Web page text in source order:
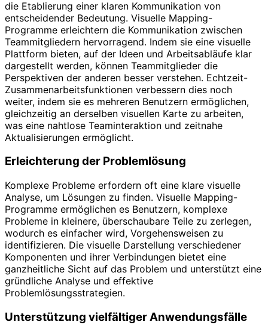
die Etablierung einer klaren Kommunikation von
entscheidender Bedeutung. Visuelle Mapping-
Programme erleichtern die Kommunikation zwischen
Teammitgliedern hervorragend. Indem sie eine visuelle
Plattform bieten, auf der Ideen und Arbeitsabläufe klar
dargestellt werden, können Teammitglieder die
Perspektiven der anderen besser verstehen. Echtzeit-
Zusammenarbeitsfunktionen verbessern dies noch
weiter, indem sie es mehreren Benutzern ermöglichen,
gleichzeitig an derselben visuellen Karte zu arbeiten,
was eine nahtlose Teaminteraktion und zeitnahe
Aktualisierungen ermöglicht.
Erleichterung der Problemlösung
Komplexe Probleme erfordern oft eine klare visuelle
Analyse, um Lösungen zu finden. Visuelle Mapping-
Programme ermöglichen es Benutzern, komplexe
Probleme in kleinere, überschaubare Teile zu zerlegen,
wodurch es einfacher wird, Vorgehensweisen zu
identifizieren. Die visuelle Darstellung verschiedener
Komponenten und ihrer Verbindungen bietet eine
ganzheitliche Sicht auf das Problem und unterstützt eine
gründliche Analyse und effektive
Problemlösungsstrategien.
Unterstützung vielfältiger Anwendungsfälle